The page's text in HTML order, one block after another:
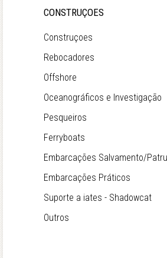
CONSTRUÇOES
Construçoes
Rebocadores
Offshore
Oceanográficos e Investigação
Pesqueiros
Ferryboats
Embarcações Salvamento/
Embarcações Práticos
Suporte a iates - Shadowcat
Outros